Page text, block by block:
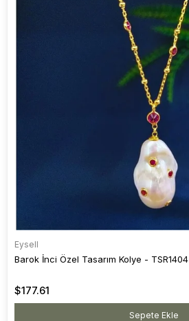
Eysell
Barok İnci Özel Tasarım Kolye - TSR1404
$177.61
Sepete Ekle